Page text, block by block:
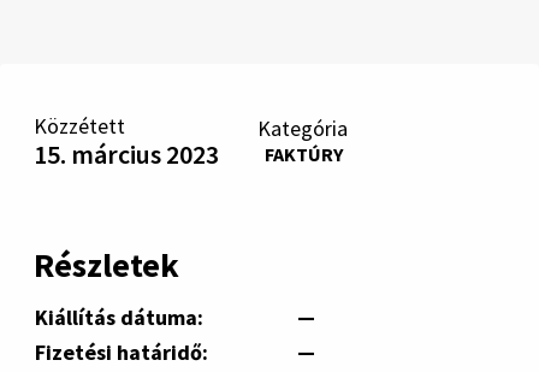
Közzétett
15. március 2023
Kategória
FAKTÚRY
Részletek
Kiállítás dátuma:
—
Fizetési határidő:
—